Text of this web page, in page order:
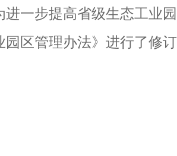
进一步提高省级生态工业
园区管理办法》进行了修